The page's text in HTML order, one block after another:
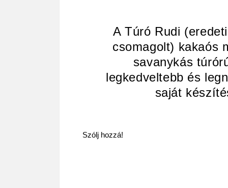
A Túró Rudi
csomagolt) kakaós
savanykás
legkedveltebb és
saját
Szólj hozzá!